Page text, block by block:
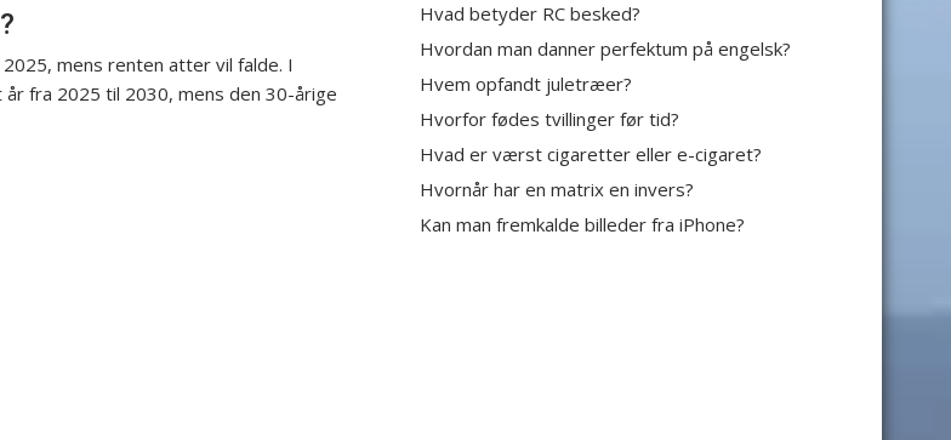
mens renten atter vil falde. I
fra 2025 til 2030, mens den 30-årige
Hvad betyder RC besked?
Hvordan man danner perfektum på engelsk?
Hvem opfandt juletræer?
Hvorfor fødes tvillinger før tid?
Hvad er værst cigaretter eller e-cigaret?
Hvornår har en matrix en invers?
Kan man fremkalde billeder fra iPhone?